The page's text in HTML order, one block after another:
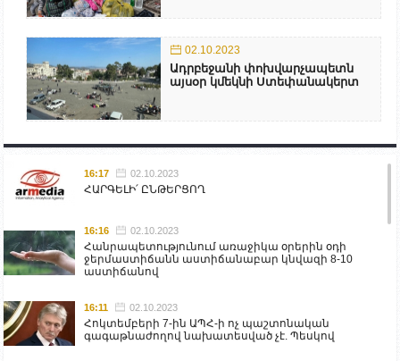
02.10.2023
Ադրբեջանի փոխվարչապետն
այսօր կմեկնի Ստեփանակերտ
16:17 02.10.2023
ՀԱՐԳԵԼԻ՛ ԸՆԹԵՐՑՈՂ
16:16 02.10.2023
Հանրապետությունում առաջիկա օրերին օդի
ջերմաստիճանն աստիճանաբար կնվազի 8-10
աստիճանով
16:11 02.10.2023
Հոկտեմբերի 7-ին ԱՊՀ-ի ոչ պաշտոնական
գագաթնաժողով նախատեսված չէ. Պեսկով